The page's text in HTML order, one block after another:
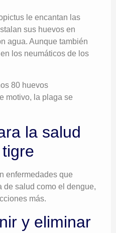
le encantan las
sus huevos en
agua. Aunque también
los neumáticos de los
80 huevos
motivo, la plaga se
la salud
enfermedades que
de salud como el dengue,
más.
y eliminar